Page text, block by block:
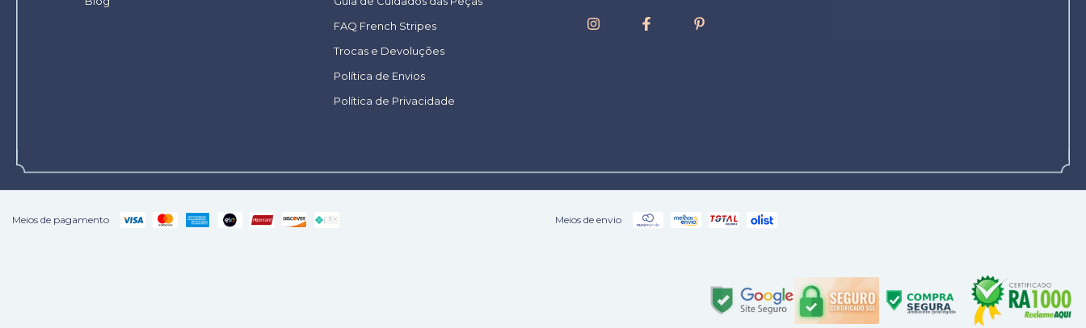
FAQ French Stripes
Trocas e Devoluções
Política de Envios
Política de Privacidade
Meios de pagamento Meios de envio